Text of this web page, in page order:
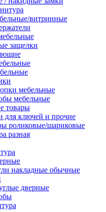
витринные
защелки
мебельные
мебельные
товары
для ключей и прочие
роликовые/шариковые
разная
накладные обычные
дверные